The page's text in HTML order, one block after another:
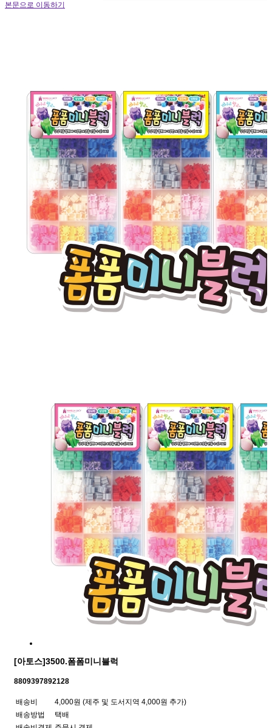
본문으로 이동하기
[아토스]3500.폼폼미니블럭
8809397892128
배송비 4,000원 (제주 및 도서지역 4,000원 추가)
배송방법
택배